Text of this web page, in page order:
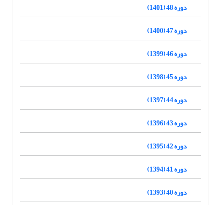
دوره 48 (1401)
دوره 47 (1400)
دوره 46 (1399)
دوره 45 (1398)
دوره 44 (1397)
دوره 43 (1396)
دوره 42 (1395)
دوره 41 (1394)
دوره 40 (1393)